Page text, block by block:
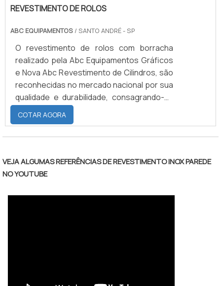
REVESTIMENTO DE ROLOS
ABC EQUIPAMENTOS / SANTO ANDRÉ - SP
O revestimento de rolos com borracha
realizado pela Abc Equipamentos Gráficos
e Nova Abc Revestimento de Cilindros, são
reconhecidas no mercado nacional por sua
qualidade e durabilidade, consagrando-as
no ranking das melhores empresas de
revestimento de cilindros nacionais. A Nova
ABC está incorporada a um grupo de três
fabricação de cilindros.CONHEÇA A
HISTÓRIA DAS DUAS PRINCIPAIS
ABC Equipamentos Gráficos fundada em .
COTAR AGORA
VEJA ALGUMAS REFERÊNCIAS DE REVESTIMENTO INOX PAREDE
NO YOUTUBE